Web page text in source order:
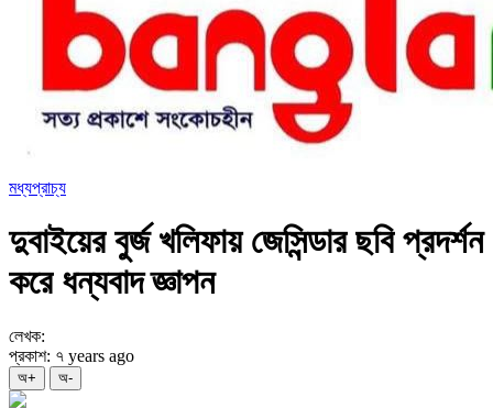
মধ্যপ্রাচ্য
দুবাইয়ের বুর্জ খলিফায় জেসিন্ডার ছবি প্রদর্শন
করে ধন্যবাদ জ্ঞাপন
লেখক:
প্রকাশ: ৭ years ago
অ+ অ-